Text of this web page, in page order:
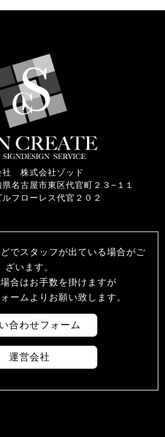
社 株式会社ゾッド
名古屋市東区代官町２３−１１
フローレス代官２０２
でスタッフが出ている場合がご
ざいます。
合はお手数を掛けますが
ームよりお願い致します。
合わせフォーム
運営会社